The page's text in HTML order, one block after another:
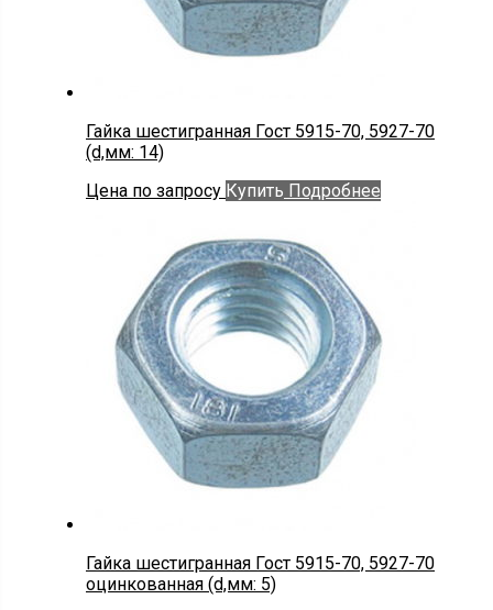
Гайка шестигранная Гост 5915-70, 5927-70
(d,мм: 14)
Цена по запросу Купить Подробнее
Гайка шестигранная Гост 5915-70, 5927-70
оцинкованная (d,мм: 5)